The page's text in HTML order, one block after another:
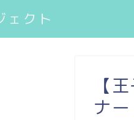
ェクト
【
ナー